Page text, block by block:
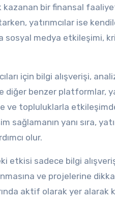
yatırımcılar ise
medya etkileşimi,
için bilgi alışverişi,
benzer platformlar,
ve topluluklarla
yanı sıra,
olur.
etkisi sadece bilgi
ve projelerine
aktif olarak yer alarak